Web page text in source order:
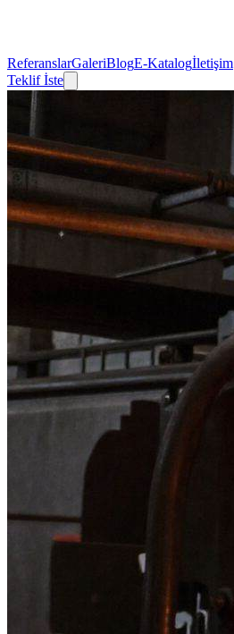
ReferanslarGaleriBlogE-Katalogİletişim
Teklif İste